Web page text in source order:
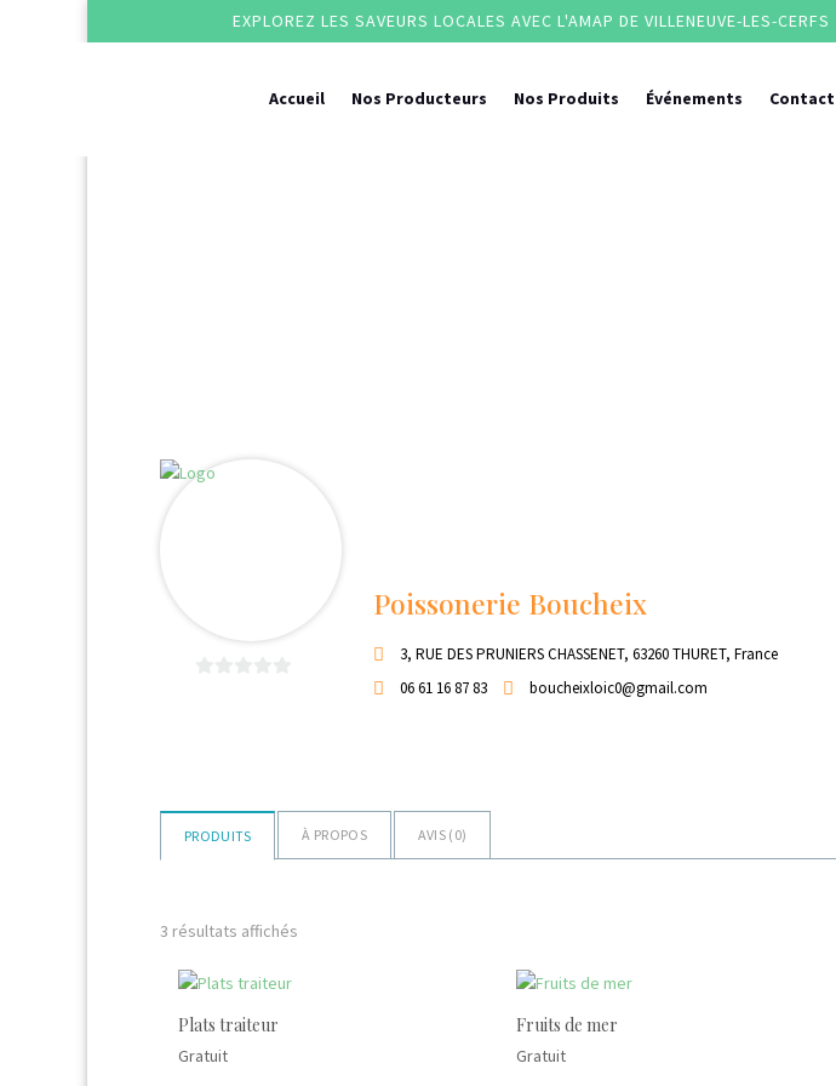
EXPLOREZ LES SAVEURS LOCALES AVEC L'AMAP DE VILLENEUVE-LES-CERFS
Accueil Nos Producteurs Nos Produits Événements Contact
Poissonerie Boucheix
3, RUE DES PRUNIERS CHASSENET, 63260 THURET, France
06 61 16 87 83
boucheixloic0@gmail.com
PRODUITS À PROPOS AVIS ( 0)
3 résultats affichés
Plats traiteur
Gratuit
Fruits de mer
Gratuit